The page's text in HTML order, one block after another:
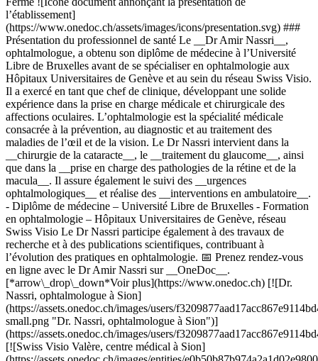
l’établissement]
(https://www.onedoc.ch/assets/images/icons/presentation.svg) ###
Présentation du professionnel de santé Le __Dr Amir Nassri__,
ophtalmologue, a obtenu son diplôme de médecine à l’Université
Libre de Bruxelles avant de se spécialiser en ophtalmologie aux
Hôpitaux Universitaires de Genève et au sein du réseau Swiss Visio.
Il a exercé en tant que chef de clinique, développant une solide
expérience dans la prise en charge médicale et chirurgicale des
affections oculaires. L’ophtalmologie est la spécialité médicale
consacrée à la prévention, au diagnostic et au traitement des
maladies de l’œil et de la vision. Le Dr Nassri intervient dans la
__chirurgie de la cataracte__, le __traitement du glaucome__, ainsi
que dans la __prise en charge des pathologies de la rétine et de la
macula__. Il assure également le suivi des __urgences
ophtalmologiques__ et réalise des __interventions en ambulatoire__.
- Diplôme de médecine – Université Libre de Bruxelles - Formation
en ophtalmologie – Hôpitaux Universitaires de Genève, réseau
Swiss Visio Le Dr Nassri participe également à des travaux de
recherche et à des publications scientifiques, contribuant à
l’évolution des pratiques en ophtalmologie. 📅 Prenez rendez-vous
en ligne avec le Dr Amir Nassri sur __OneDoc__.
[*arrow\_drop\_down*Voir plus](https://www.onedoc.ch) [![Dr.
Nassri, ophtalmologue à Sion]
(https://assets.onedoc.ch/images/users/
small.png "Dr. Nassri, ophtalmologue à Sion")]
(https://assets.onedoc.ch/images/users/
[![Swiss Visio Valère, centre médical à Sion]